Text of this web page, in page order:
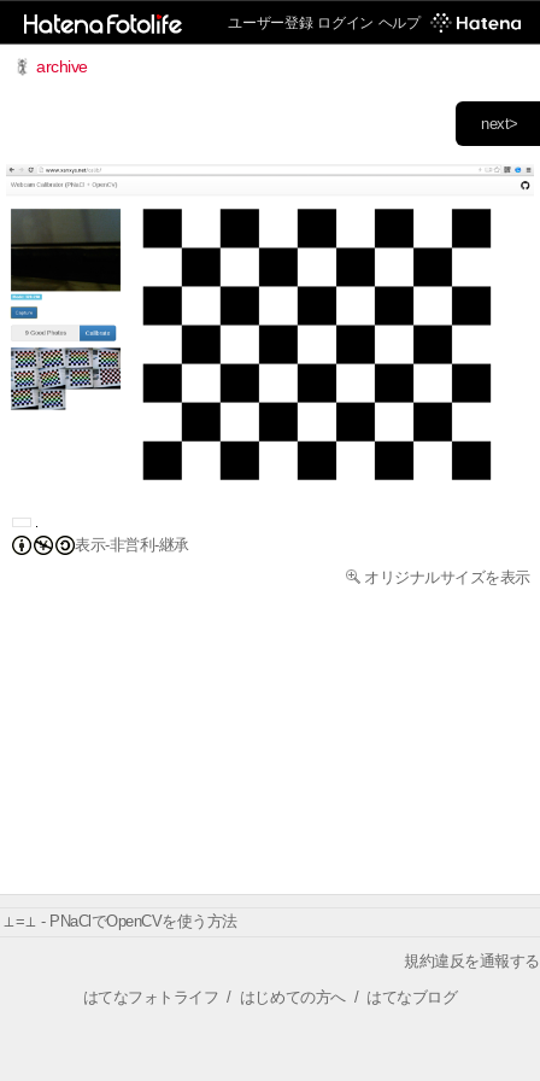
ユーザー登録 ログイン ヘルプ
archive
next>
表示-非営利-継承
オリジナルサイズを表示
⊥=⊥ - PNaClでOpenCVを使う方法
規約違反を通報する
はてなフォトライフ / はじめての方へ/ はてなブログ